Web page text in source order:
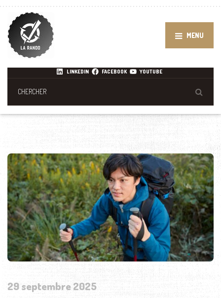
MENU
LINKEDIN FACEBOOK YOUTUBE
29 septembre 2025